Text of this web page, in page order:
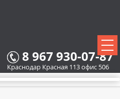
8 967 930-07-87
Краснодар Красная 113 офис 506